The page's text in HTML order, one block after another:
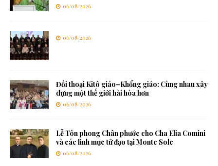
06/08/2026
06/08/2026
Đối thoại Kitô giáo–Khổng giáo: Cùng nhau xây
dựng một thế giới hài hòa hơn
06/08/2026
Lễ Tôn phong Chân phước cho Cha Elia Comini
và các linh mục tử đạo tại Monte Sole
06/08/2026